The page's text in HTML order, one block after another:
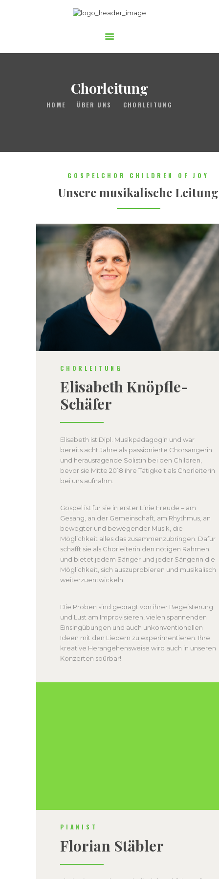
Chorleitung
HOME ÜBER UNS CHORLEITUNG
STARTSEITE
AUFTRITTE
MITSINGEN
GOSPELCHOR CHILDREN OF JOY
Unsere musikalische Leitung
CHORLEITUNG
Elisabeth Knöpfle-
Schäfer
Elisabeth ist Dipl. Musikpädagogin und war
bereits acht Jahre als passionierte Chorsängerin
und herausragende Solistin bei den Children,
bevor sie Mitte 2018 ihre Tätigkeit als Chorleiterin
bei uns aufnahm.
Gospel ist für sie in erster Linie Freude – am
Gesang, an der Gemeinschaft, am Rhythmus, an
bewegter und bewegender Musik, die
Möglichkeit alles das zusammenzubringen. Dafür
schafft sie als Chorleiterin den nötigen Rahmen
und bietet jedem Sänger und jeder Sängerin die
Möglichkeit, sich auszuprobieren und musikalisch
weiterzuentwickeln.
Die Proben sind geprägt von ihrer Begeisterung
und Lust am Improvisieren, vielen spannenden
Einsingübungen und auch unkonventionellen
Ideen mit den Liedern zu experimentieren. Ihre
kreative Herangehensweise wird auch in unseren
Konzerten spürbar!
PIANIST
Florian Stäbler